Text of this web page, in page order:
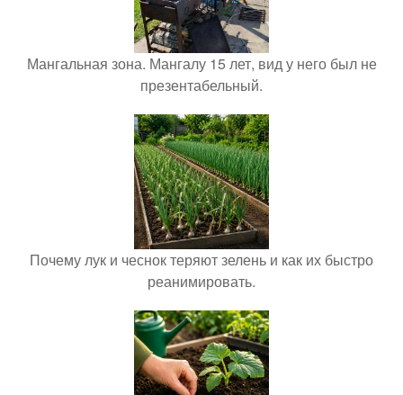
Мангальная зона. Мангалу 15 лет, вид у него был не
презентабельный.
Почему лук и чеснок теряют зелень и как их быстро
реанимировать.